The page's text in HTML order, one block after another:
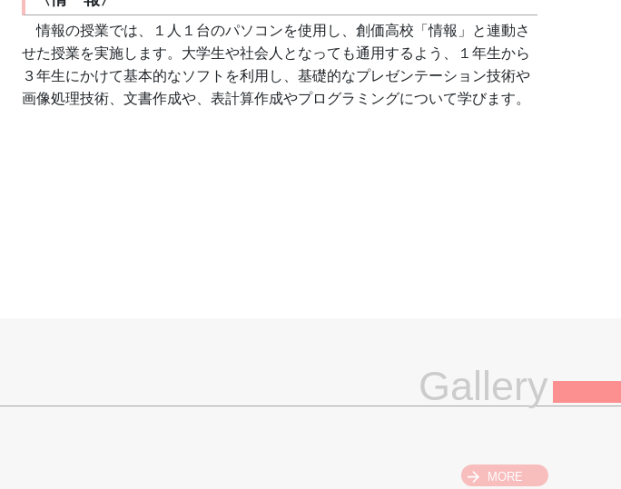
情報の授業では、１人１台のパソコンを使用し、創価高校「情報」と連動さ
せた授業を実施します。大学生や社会人となっても通用するよう、１年生から
３年生にかけて基本的なソフトを利用し、基礎的なプレゼンテーション技術や
画像処理技術、文書作成や、表計算作成やプログラミングについて学びます。
Gallery
MORE